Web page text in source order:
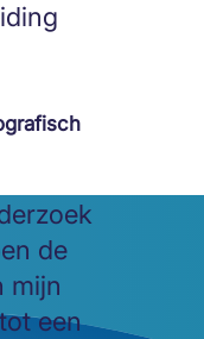
de
mijn
een